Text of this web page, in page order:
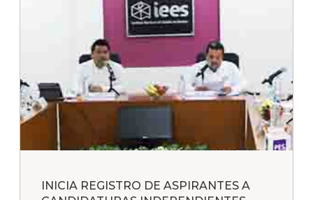
INICIA REGISTRO DE ASPIRANTES A